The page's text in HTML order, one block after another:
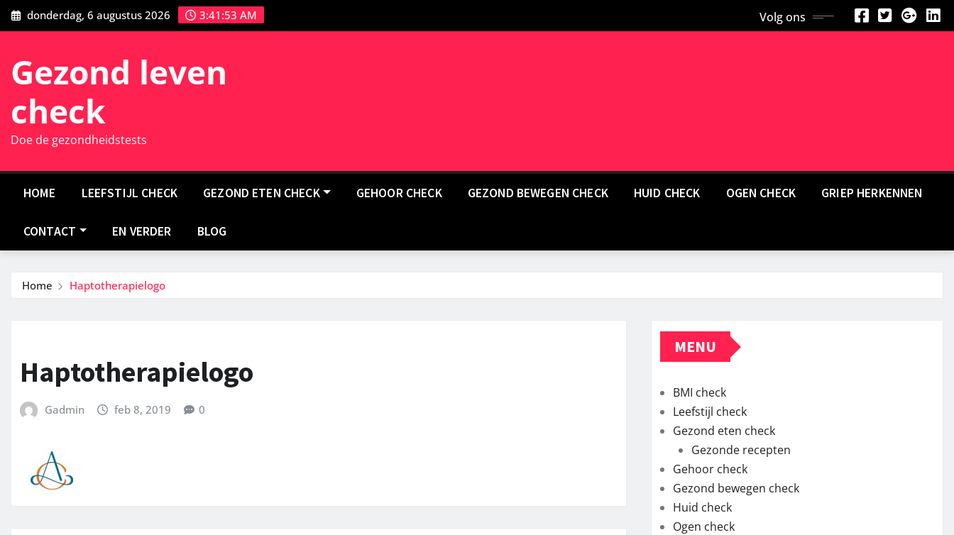
Ga
naar
inhoud
donderdag, 6 augustus 2026 3:41:54 AM Volg ons
Gezond leven
check
Doe de gezondheidstests
HOME LEEFSTIJL CHECK GEZOND ETEN CHECK GEHOOR CHECK GEZOND BEWEGEN CHECK HUID CHECK OGEN CHECK GRIEP HERKENNEN
CONTACT EN VERDER BLOG
Home Haptotherapielogo
Haptotherapielogo
Gadmin feb 8, 2019 0
MENU
BMI check
Leefstijl check
Gezond eten check
Gezonde recepten
Gehoor check
Gezond bewegen check
Huid check
Ogen check